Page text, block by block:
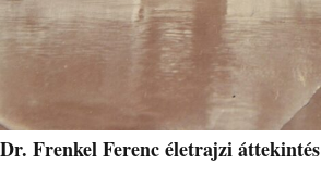
Dr. Frenkel Ferenc életrajzi áttekintés